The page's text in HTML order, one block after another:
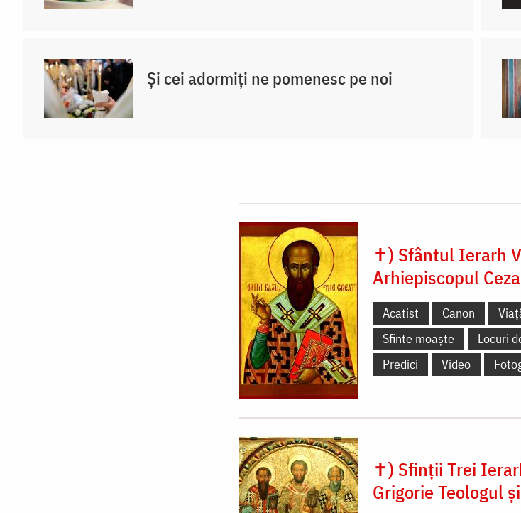
Și cei adormiți ne pomenesc pe noi
✝) Sfântul Ierarh
Arhiepiscopul
Acatist Canon
Sfinte moaște
Locuri
Predici
Video
✝) Sfinții Trei
Grigorie Teologul